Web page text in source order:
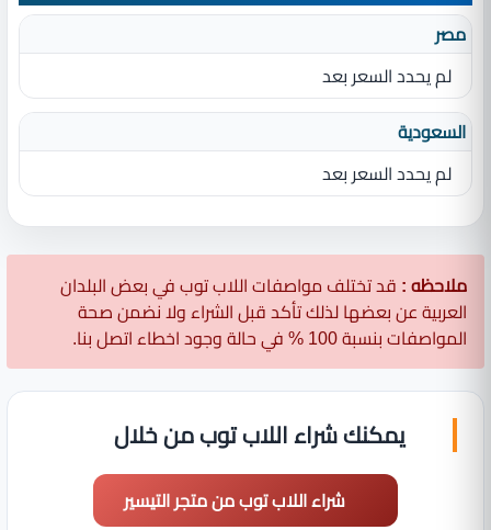
مصر
لم يحدد السعر بعد
السعودية
لم يحدد السعر بعد
ملاحظه : قد تختلف مواصفات اللاب توب في بعض البلدان
العربية عن بعضها لذلك تأكد قبل الشراء ولا نضمن صحة
المواصفات بنسبة 100 % في حالة وجود اخطاء اتصل بنا.
يمكنك شراء اللاب توب من خلال
شراء اللاب توب من متجر التيسير